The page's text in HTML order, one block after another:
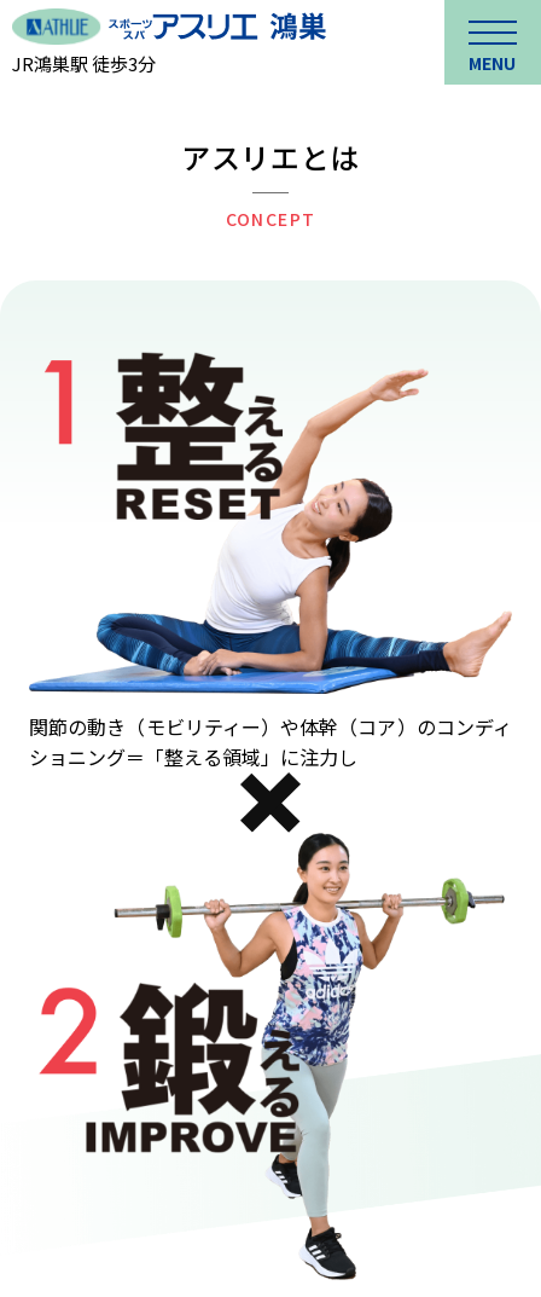
JR鴻巣駅 徒歩3分 MENU
アスリエとは
CONCEPT
関節の動き（モビリティー）や体幹（コア）のコンディ
ショニング＝「整える領域」に注力し